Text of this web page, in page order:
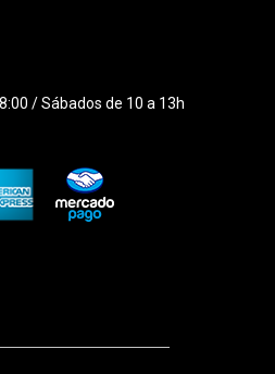
/ Sábados de 10 a 13h